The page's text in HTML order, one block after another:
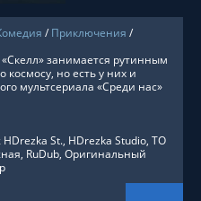
/ Приключения /
занимается рутинным
космосу, но есть у них и
мультсериала «Среди нас»
St., HDrezka Studio, ТО
RuDub, Оригинальный